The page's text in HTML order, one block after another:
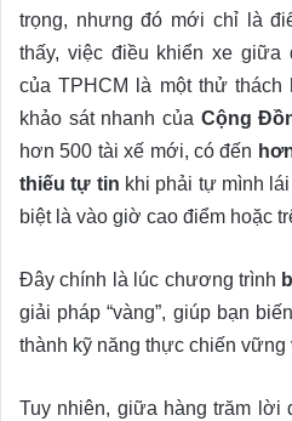
trọng, nhưng đó mới chỉ là
thấy, việc điều khiển xe giữa
của TPHCM là một thử thách
khảo sát nhanh của Cộng
hơn 500 tài xế mới, có đến
thiếu tự tin khi phải tự mình
biệt là vào giờ cao điểm hoặc
Đây chính là lúc chương trình
giải pháp “vàng”, giúp bạn
thành kỹ năng thực chiến vững
Tuy nhiên, giữa hàng trăm lời